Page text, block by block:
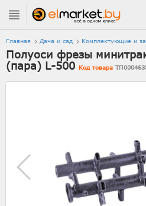
Главная Дача и сад Комплектующие и
Полуоси фрезы
(пара) L-500 Код товара